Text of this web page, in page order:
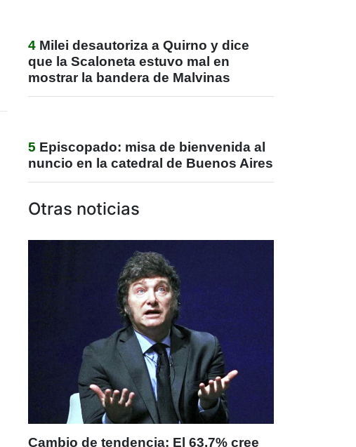
4 Milei desautoriza a Quirno y dice
que la Scaloneta estuvo mal en
mostrar la bandera de Malvinas
5 Episcopado: misa de bienvenida al
nuncio en la catedral de Buenos Aires
Otras noticias
Cambio de tendencia: El 63,7% cree